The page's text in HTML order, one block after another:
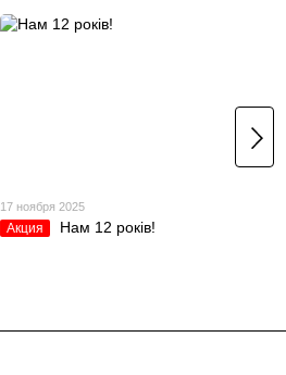
17 ноября 2025
Акция Нам 12 років!